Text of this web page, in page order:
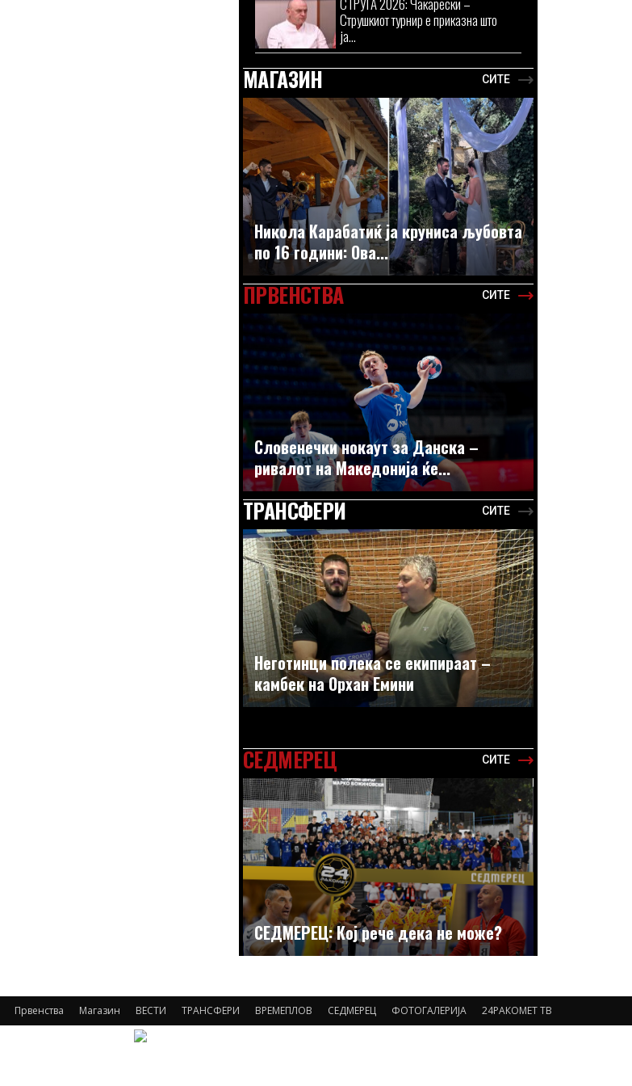
Струшкиот турнир е приказна што
ја...
МАГАЗИН СИТЕ
Никола Карабатиќ ја круниса љубовта
по 16 години: Ова...
ПРВЕНСТВА СИТЕ
Словенечки нокаут за Данска –
ривалот на Македонија ќе...
ТРАНСФЕРИ СИТЕ
Неготинци полека се екипираат –
камбек на Орхан Емини
СЕДМЕРЕЦ СИТЕ
СЕДМЕРЕЦ: Кој рече дека не може?
Првенства Магазин ВЕСТИ ТРАНСФЕРИ ВРЕМЕПЛОВ СЕДМЕРЕЦ ФОТОГАЛЕРИЈА 24РАКОМЕТ ТВ